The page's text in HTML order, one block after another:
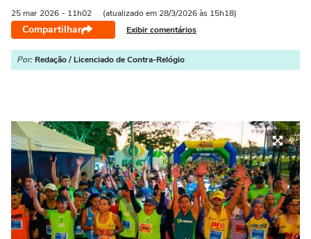
25 mar 2026 - 11h02 (atualizado em 28/3/2026 às 15h18)
Compartilhar Exibir comentários
Por: Redação / Licenciado de Contra-Relógio